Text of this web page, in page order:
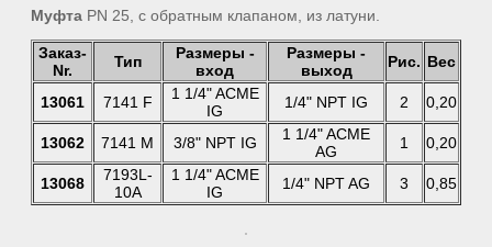
Муфта PN 25, с обратным клапаном, из латуни.
Заказ-
Nr.
Тип
Размеры -
вход
Размеры -
выход
Рис. Вес
13061 7141 F
1 1/4" ACME
IG
1/4" NPT IG 2 0,20
13062 7141 M 3/8" NPT IG
1 1/4" ACME
AG
1 0,20
13068
7193L-
10A
1 1/4" ACME
IG
1/4" NPT AG 3 0,85